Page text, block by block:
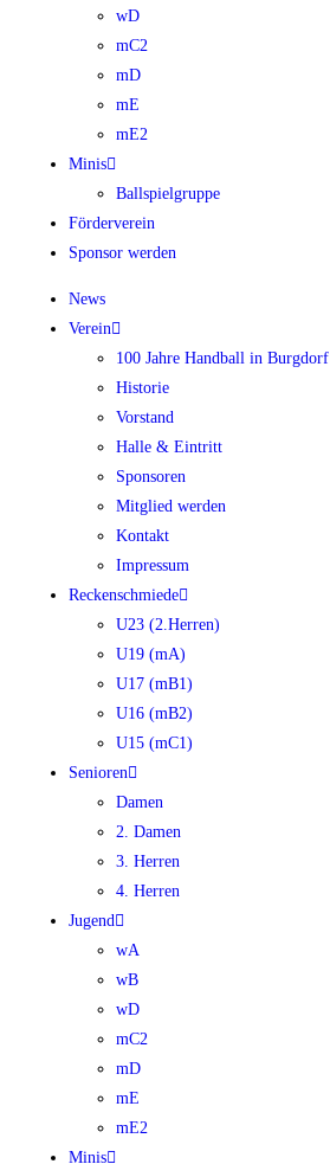
wD
mC2
mD
mE
mE2
Minis
Ballspielgruppe
Förderverein
Sponsor werden
News
Verein
100 Jahre Handball in Burgdorf
Historie
Vorstand
Halle & Eintritt
Sponsoren
Mitglied werden
Kontakt
Impressum
Reckenschmiede
U23 (2.Herren)
U19 (mA)
U17 (mB1)
U16 (mB2)
U15 (mC1)
Senioren
Damen
2. Damen
3. Herren
4. Herren
Jugend
wA
wB
wD
mC2
mD
mE
mE2
Minis